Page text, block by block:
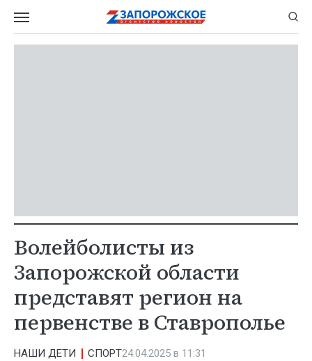
Волейболисты из
Запорожской области
представят регион на
первенстве в Ставрополье
НАШИ ДЕТИ СПОРТ24.04.2025 в 11:31